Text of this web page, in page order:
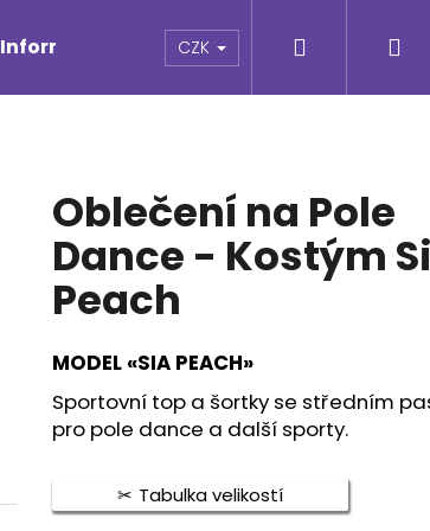
Informace CZK
Oblečení na Pole
Dance - Kostým
Peach
MODEL «SIA PEACH»
Sportovní top a šortky se středním
pro pole dance a další sporty.
Tabulka velikostí